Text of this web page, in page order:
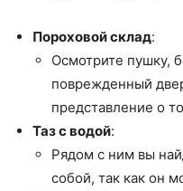
Пороховой склад:
Осмотрите пушку,
поврежденный
представление о
Таз с водой:
Рядом с ним вы
собой, так как он